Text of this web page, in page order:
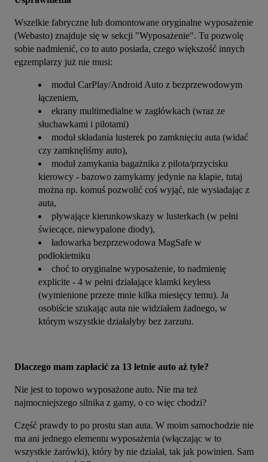
Wszelkie fabryczne lub domontowane oryginalne wyposażenie
(Webasto) znajduje się w sekcji "Wyposażenie". Tu pozwolę
sobie nadmienić, co to auto posiada, czego większość innych
egzemplarzy już nie musi:
moduł CarPlay/Android Auto z bezprzewodowym
łączeniem,
ekrany multimedialne w zagłówkach (wraz ze
słuchawkami i pilotami)
moduł składania lusterek po zamknięciu auta (widać
czy zamknęliśmy auto),
moduł zamykania bagażnika z pilota/przycisku
kierowcy - bazowo zamykamy jedynie na klapie, tutaj
można np. komuś pozwolić coś wyjąć, nie wysiadając z
auta,
pływające kierunkowskazy w lusterkach (w pełni
świecące, niewypalone diody),
ładowarka bezprzewodowa MagSafe w
podłokietniku
choć to oryginalne wyposażenie, to nadmienię
explicite - 4 w pełni działające klamki keyless
(wymienione przeze mnie kilka miesięcy temu). Ja
osobiście szukając auta nie widziałem żadnego, w
którym wszystkie działałyby bez zarzutu.
Dlaczego mam zapłacić za 13 letnie auto aż tyle?
Nie jest to topowo wyposażone auto. Nie ma też
najmocniejszego silnika z gamy, o co więc chodzi?
Część prawdy to po prostu stan auta. W moim samochodzie nie
ma ani jednego elementu wyposażenia (włączając w to
wszystkie żarówki), który by nie działał, tak jak powinien. Sam